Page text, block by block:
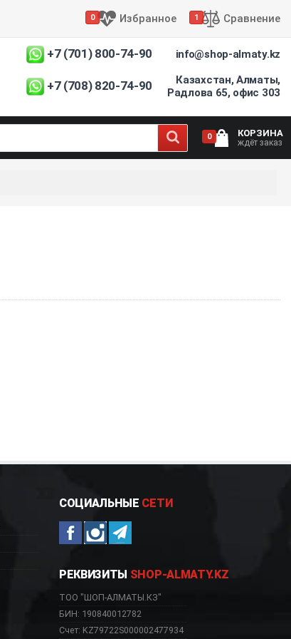
0 Избранное 1 Сравнение
+7 (701) 800-74-90
+7 (708) 820-74-90
info@shop-almaty.kz
Казахстан, Алматы,
Радлова 65, офис 303
0 КОРЗИНА
ждёт заказ
СОЦИАЛЬНЫЕ СЕТИ
РЕКВИЗИТЫ SHOP-ALMATY.KZ
ТОО "ШОП-АЛМАТЫ.КЗ"
БИН: 190840012782
Счет: KZ79722S000002477934